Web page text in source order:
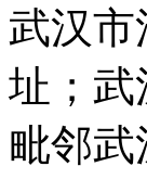
武汉
址；武
毗邻